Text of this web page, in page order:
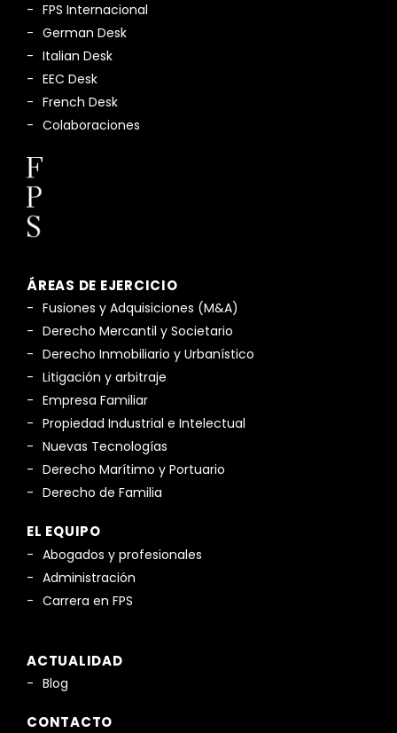
FPS Internacional
German Desk
Italian Desk
EEC Desk
French Desk
Colaboraciones
ÁREAS DE EJERCICIO
Fusiones y Adquisiciones (M&A)
Derecho Mercantil y Societario
Derecho Inmobiliario y Urbanístico
Litigación y arbitraje
Empresa Familiar
Propiedad Industrial e Intelectual
Nuevas Tecnologías
Derecho Marítimo y Portuario
Derecho de Familia
EL EQUIPO
Abogados y profesionales
Administración
Carrera en FPS
ACTUALIDAD
Blog
CONTACTO